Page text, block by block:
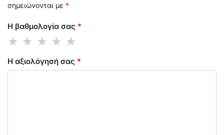
σημειώνονται με *
Η βαθμολογία σας *
Η αξιολόγησή σας *